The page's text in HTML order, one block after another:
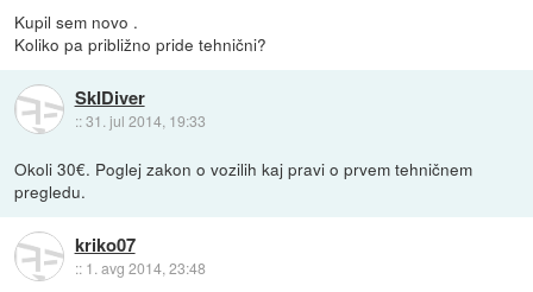
Kupil sem novo .
Koliko pa približno pride tehnični?
SkIDiver
::31. jul 2014, 19:33
Okoli 30€. Poglej zakon o vozilih kaj pravi o prvem tehničnem
pregledu.
kriko07
:: 1. avg 2014, 23:48